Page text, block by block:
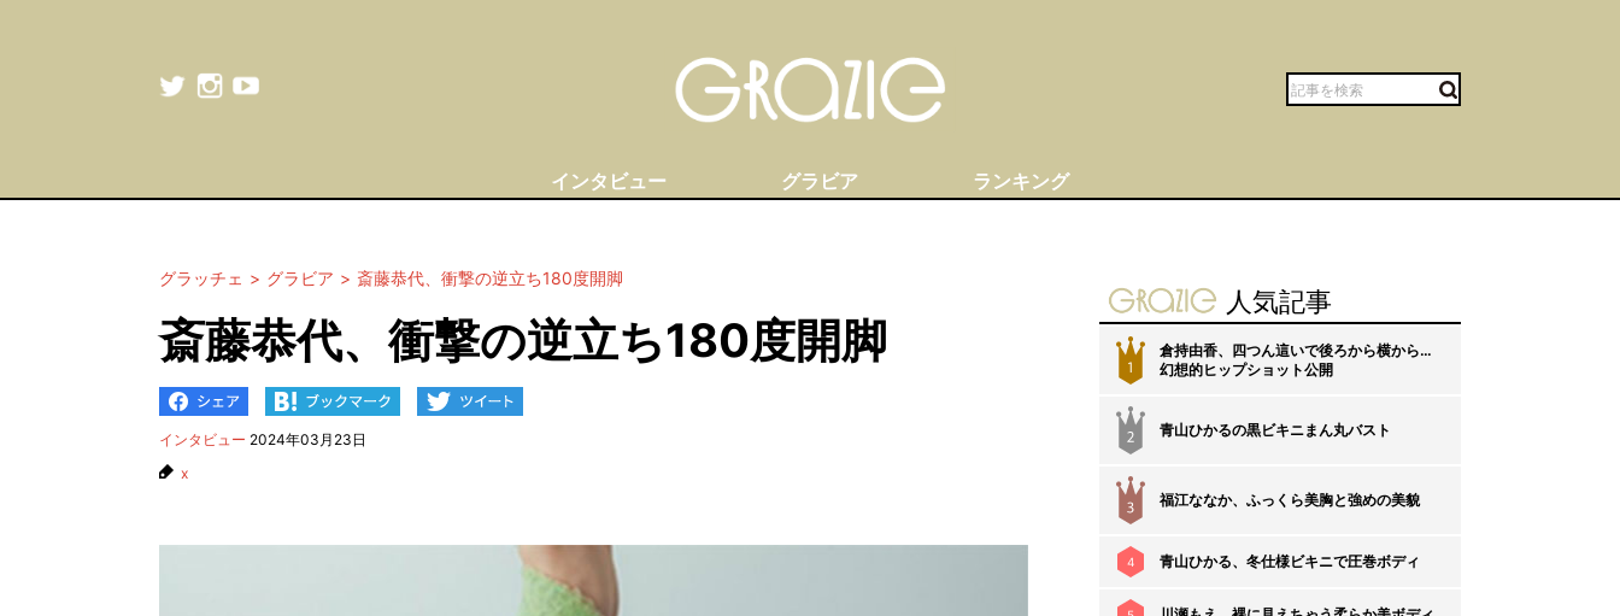
インタビュー グラビア ランキング
グラッチェ グラビア 斎藤恭代、衝撃の逆立ち180度開脚
斎藤恭代、衝撃の逆立ち180度開脚
インタビュー 2024年03月23日
x
gravure-grazie
人気記事
1
倉持由香、四つん這いで後ろから横から…
幻想的ヒップショット公開
青山ひかるの黒ビキニまん丸バスト
福江ななか、ふっくら美胸と強めの美貌
4 青山ひかる、冬仕様ビキニで圧巻ボディ